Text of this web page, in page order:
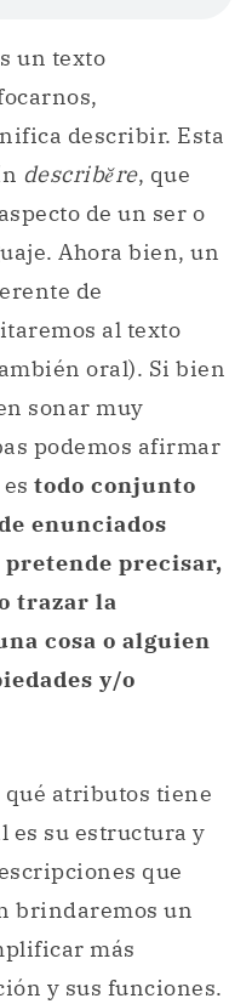
un texto
describir. Esta
describĕre, que
de un ser o
Ahora bien, un
de
al texto
oral). Si bien
sonar muy
podemos afirmar
todo conjunto
enunciados
pretende precisar,
trazar la
cosa o alguien
y/o
atributos tiene
es su estructura y
que
brindaremos un
más
y sus funciones.